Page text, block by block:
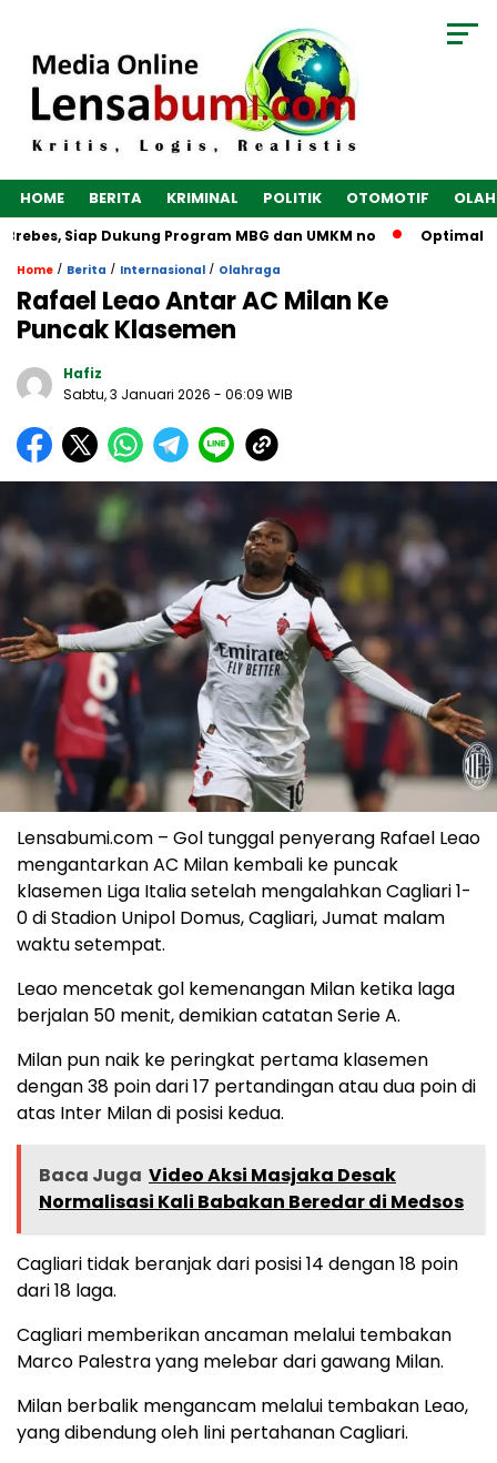
HOME BERITA KRIMINAL POLITIK OTOMOTIF
Siap Dukung Program MBG dan UMKM no Optimalkan
Home / Berita / Internasional / Olahraga
Rafael Leao Antar AC Milan Ke
Puncak Klasemen
Hafiz
Sabtu, 3 Januari 2026 - 06:09 WIB
Lensabumi.com – Gol tunggal penyerang Rafael Leao
mengantarkan AC Milan kembali ke puncak
klasemen Liga Italia setelah mengalahkan Cagliari 1-
0 di Stadion Unipol Domus, Cagliari, Jumat malam
waktu setempat.
Leao mencetak gol kemenangan Milan ketika laga
berjalan 50 menit, demikian catatan Serie A.
Milan pun naik ke peringkat pertama klasemen
dengan 38 poin dari 17 pertandingan atau dua poin di
atas Inter Milan di posisi kedua.
Baca Juga Video Aksi Masjaka Desak
Normalisasi Kali Babakan Beredar di Medsos
Cagliari tidak beranjak dari posisi 14 dengan 18 poin
dari 18 laga.
Cagliari memberikan ancaman melalui tembakan
Marco Palestra yang melebar dari gawang Milan.
Milan berbalik mengancam melalui tembakan Leao,
yang dibendung oleh lini pertahanan Cagliari.